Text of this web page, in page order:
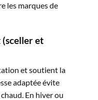
les marques de
et
et soutient la
adaptée évite
En hiver ou